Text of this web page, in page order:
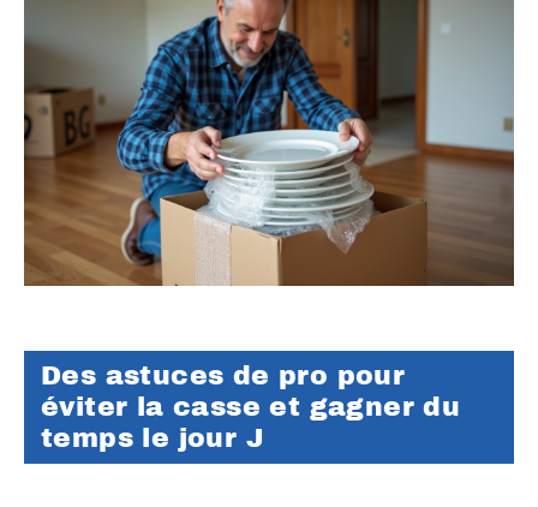
Des astuces de pro pour
éviter la casse et gagner du
temps le jour J